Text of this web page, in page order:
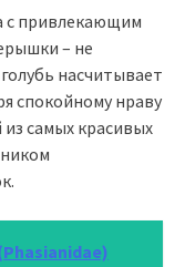
с привлекающим
– не
насчитывает
спокойному нраву
самых красивых